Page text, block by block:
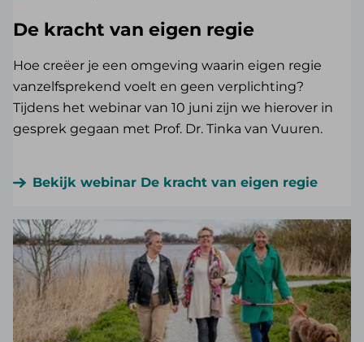
De kracht van eigen regie
Hoe creëer je een omgeving waarin eigen regie
vanzelfsprekend voelt en geen verplichting?
Tijdens het webinar van 10 juni zijn we hierover in
gesprek gegaan met Prof. Dr. Tinka van Vuuren.
Bekijk webinar De kracht van eigen regie